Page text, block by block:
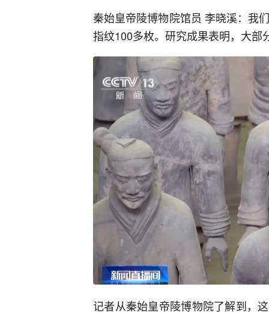
秦始皇帝陵博物院馆员 李晓溪：我
指纹100多枚。研究成果表明，大部
记者从秦始皇帝陵博物院了解到，